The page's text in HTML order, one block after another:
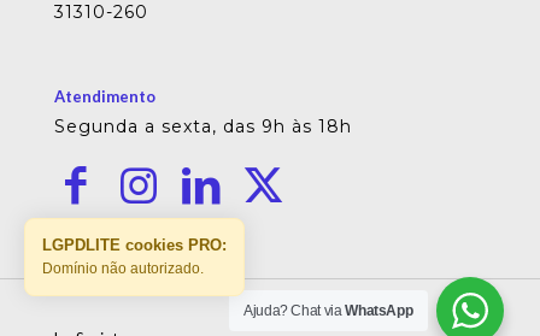
31310-260
Atendimento
Segunda a sexta, das 9h às 18h
Ajuda? Chat viaWhatsApp
LGPDLITE cookies PRO:
Domínio não autorizado.